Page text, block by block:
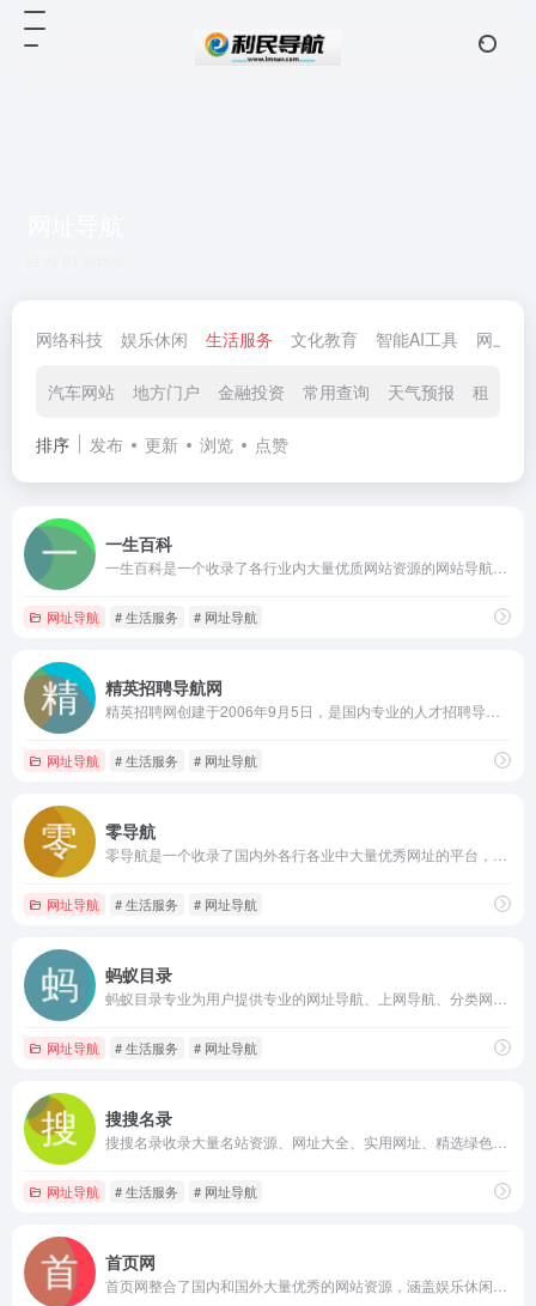
网络科技 娱乐休闲 生活服务 文化教育 智能AI工具 网上购
汽车网站 地方门户 金融投资 常用查询 天气预报 租赁借
排序 发布 更新 浏览 点赞
一生百科
网址导航 # 生活服务 # 网址导航
精英招聘导航网
网址导航 # 生活服务 # 网址导航
零导航
网址导航 # 生活服务 # 网址导航
蚂蚁目录
网址导航 # 生活服务 # 网址导航
搜搜名录
网址导航 # 生活服务 # 网址导航
首页网